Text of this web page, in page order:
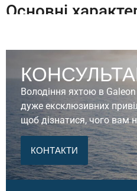
Основні
флайбріджем:
Флайбрідж: Просторі
панорамними вікнами,
для відпочинку,
підходять для вечірок
Двигуни та
потужними двигунами
дозволяє досягати
Володіння яхтою в
дуже ексклюзивних
щоб дізнатися, чого вам
КОНТАКТИ